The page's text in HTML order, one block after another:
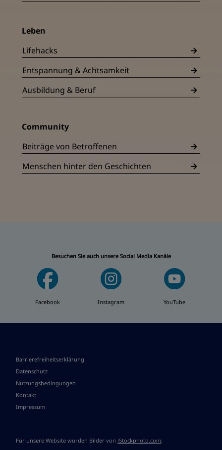
Leben
Lifehacks
Entspannung & Achtsamkeit
Ausbildung & Beruf
Community
Beiträge von Betroffenen
Menschen hinter den Geschichten
Besuchen Sie auch unsere Social Media Kanäle
Facebook Instagram YouTube
Barrierefreiheitserklärung
Datenschutz
Nutzungsbedingungen
Kontakt
Impressum
Für unsere Website wurden Bilder von iStockphoto.com,